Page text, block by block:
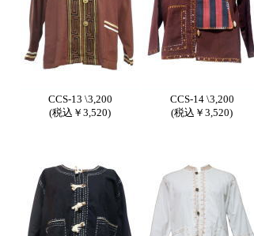
CCS-13 \3,200
(税込￥3,520)
CCS-14 \3,200
(税込￥3,520)